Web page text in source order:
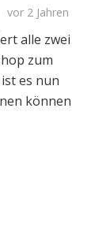
vor 2 Jahren
alle zwei
zum
es nun
können